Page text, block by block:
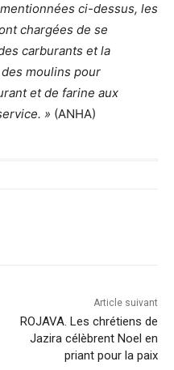
ci-dessus, les
chargées de se
carburants et la
moulins pour
et de farine aux
» (ANHA)
Article suivant
ROJAVA. Les chrétiens de
Jazira célèbrent Noel en
priant pour la paix